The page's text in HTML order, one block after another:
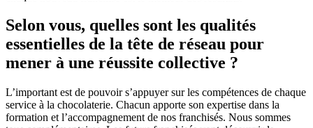
Selon vous, quelles sont les qualités
essentielles de la tête de réseau pour
mener à une réussite collective ?
L’important est de pouvoir s’appuyer sur les compétences de chaque
service à la chocolaterie. Chacun apporte son expertise dans la
formation et l’accompagnement de nos franchisés. Nous sommes